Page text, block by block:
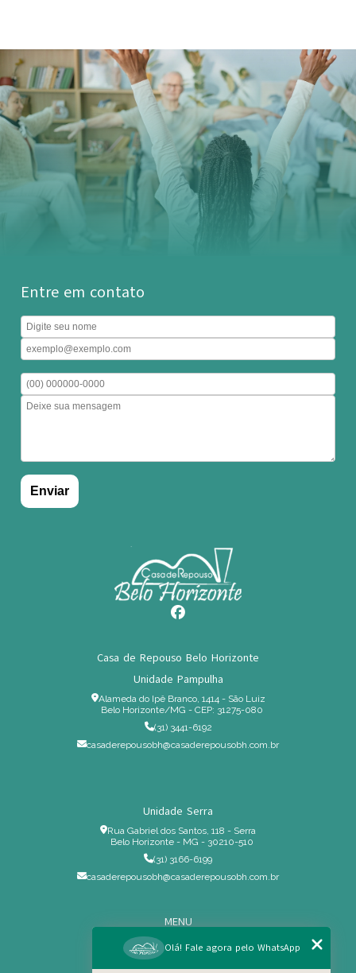
Entre em contato
Casa de Repouso Belo Horizonte
Unidade Pampulha
Alameda do Ipê Branco, 1414 - São Luiz
Belo Horizonte/MG - CEP: 31275-080
(31) 3441-6192
casaderepousobh@casaderepousobh.com.br
Unidade Serra
Rua Gabriel dos Santos, 118 - Serra
Belo Horizonte - MG - 30210-510
(31) 3166-6199
casaderepousobh@casaderepousobh.com.br
MENU
Home
Institucional
Olá! Fale agora pelo WhatsApp